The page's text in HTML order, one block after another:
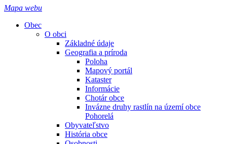
Mapa webu
Obec
O obci
Základné údaje
Geografia a príroda
Poloha
Mapový portál
Kataster
Informácie
Chotár obce
Invázne druhy rastlín na území obce
Pohorelá
Obyvateľstvo
História obce